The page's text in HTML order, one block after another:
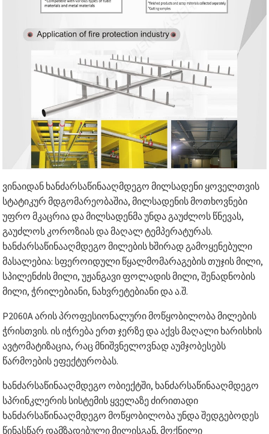
ვინაიდან ხანძარსაწინააღმდეგო მილსადენი ყოველთვის
სტატიკურ მდგომარეობაშია, მილსადენის მოთხოვნები
უფრო მკაცრია და მილსადენმა უნდა გაუძლოს წნევას,
გაუძლოს კოროზიას და მაღალ ტემპერატურას.
ხანძარსაწინააღმდეგო მილების ხშირად გამოყენებული
მასალებია: სფეროიდული წყალმომარაგების თუჯის მილი,
სპილენძის მილი, უჟანგავი ფოლადის მილი, შენადნობის
მილი, ჭრილებიანი, ნახვრეტებიანი და ა.შ.
P2060A არის პროფესიონალური მოწყობილობა მილების
ჭრისთვის. ის იჭრება ერთ ჯერზე და აქვს მაღალი ხარისხის
ავტომატიზაცია, რაც მნიშვნელოვნად აუმჯობესებს
წარმოების ეფექტურობას.
ხანძარსაწინააღმდეგო ობიექტში, ხანძარსაწინააღმდეგო
სპრინკლერის სისტემის ყველაზე ძირითადი
ხანძარსაწინააღმდეგო მოწყობილობა უნდა შედგებოდეს
წინასწარ დამზადებული მილისგან, მოქნილი